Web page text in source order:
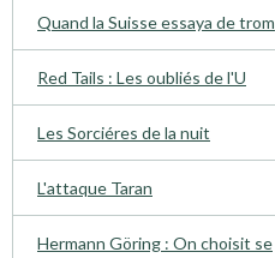
Quand la Suisse essaya de trom
Red Tails : Les oubliés de l'U
Les Sorciéres de la nuit
L'attaque Taran
Hermann Göring : On choisit se